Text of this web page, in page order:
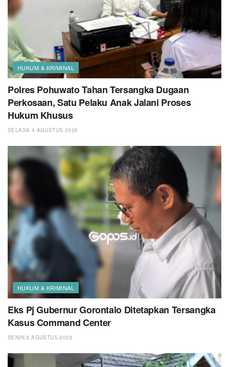
HUKUM & KRIMINAL
Polres Pohuwato Tahan Tersangka Dugaan
Perkosaan, Satu Pelaku Anak Jalani Proses
Hukum Khusus
SELASA 4 AGUSTUS 2026
HUKUM & KRIMINAL
Eks Pj Gubernur Gorontalo Ditetapkan Tersangka
Kasus Command Center
SENIN 3 AGUSTUS 2026